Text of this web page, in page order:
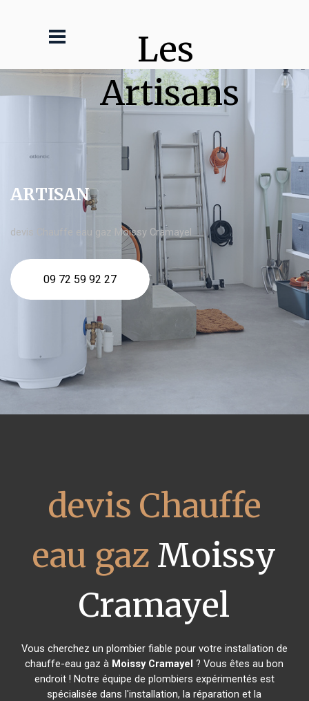
Les
Artisans
ARTISAN
devis Chauffe eau gaz Moissy Cramayel
09 72 59 92 27
devis Chauffe
eau gaz Moissy
Cramayel
Vous cherchez un plombier fiable pour votre installation de
chauffe-eau gaz à Moissy Cramayel ? Vous êtes au bon
endroit ! Notre équipe de plombiers expérimentés est
spécialisée dans l'installation, la réparation et la